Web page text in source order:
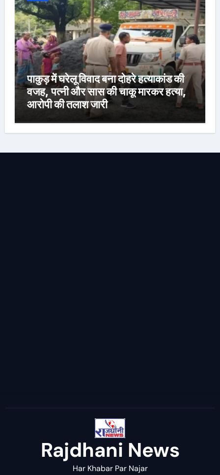
पाकुड़ में घरेलू विवाद बना दोहरे हत्याकांड की
वजह, पत्नी और सास की चाकू मारकर हत्या,
आरोपी की तलाश जारी
Rajdhani News
Har Khabar Par Najar